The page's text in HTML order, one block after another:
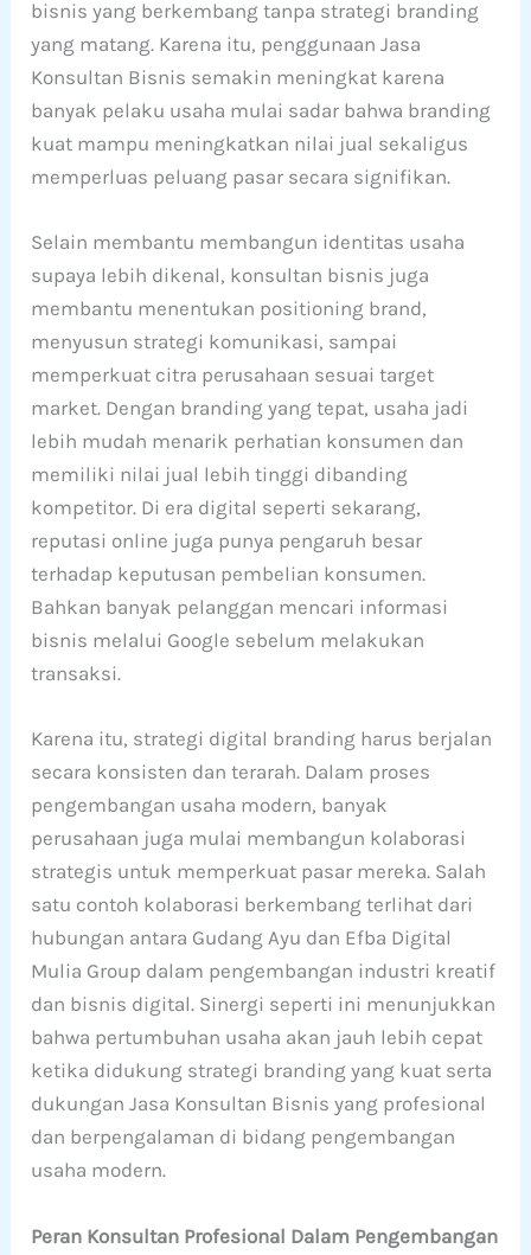
bisnis yang berkembang tanpa strategi branding
yang matang. Karena itu, penggunaan Jasa
Konsultan Bisnis semakin meningkat karena
banyak pelaku usaha mulai sadar bahwa branding
kuat mampu meningkatkan nilai jual sekaligus
memperluas peluang pasar secara signifikan.
Selain membantu membangun identitas usaha
supaya lebih dikenal, konsultan bisnis juga
membantu menentukan positioning brand,
menyusun strategi komunikasi, sampai
memperkuat citra perusahaan sesuai target
market. Dengan branding yang tepat, usaha jadi
lebih mudah menarik perhatian konsumen dan
memiliki nilai jual lebih tinggi dibanding
kompetitor. Di era digital seperti sekarang,
reputasi online juga punya pengaruh besar
terhadap keputusan pembelian konsumen.
Bahkan banyak pelanggan mencari informasi
bisnis melalui Google sebelum melakukan
transaksi.
Karena itu, strategi digital branding harus berjalan
secara konsisten dan terarah. Dalam proses
pengembangan usaha modern, banyak
perusahaan juga mulai membangun kolaborasi
strategis untuk memperkuat pasar mereka. Salah
satu contoh kolaborasi berkembang terlihat dari
hubungan antara Gudang Ayu dan Efba Digital
Mulia Group dalam pengembangan industri kreatif
dan bisnis digital. Sinergi seperti ini menunjukkan
bahwa pertumbuhan usaha akan jauh lebih cepat
ketika didukung strategi branding yang kuat serta
dukungan Jasa Konsultan Bisnis yang profesional
dan berpengalaman di bidang pengembangan
usaha modern.
Peran Konsultan Profesional Dalam Pengembangan